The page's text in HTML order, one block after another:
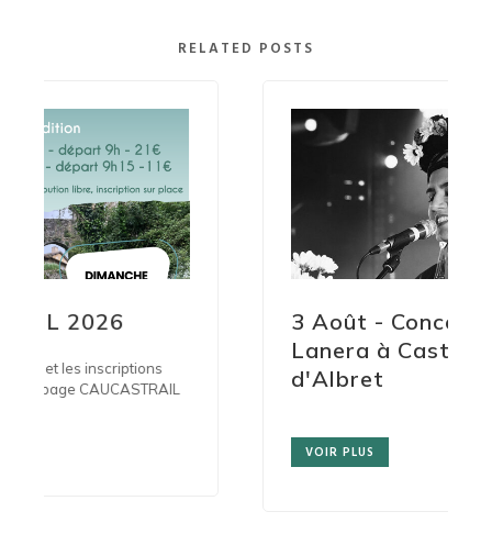
RELATED POSTS
3 Août - Concert Taranta
Lanera à Castelmoron-
d'Albret